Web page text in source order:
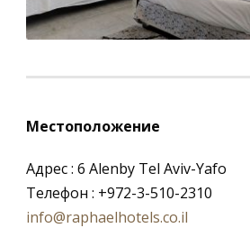
Местоположение
Адрес : 6 Alenby Tel Aviv-Yafo
Телефон : +972-3-510-2310
info@raphaelhotels.co.il